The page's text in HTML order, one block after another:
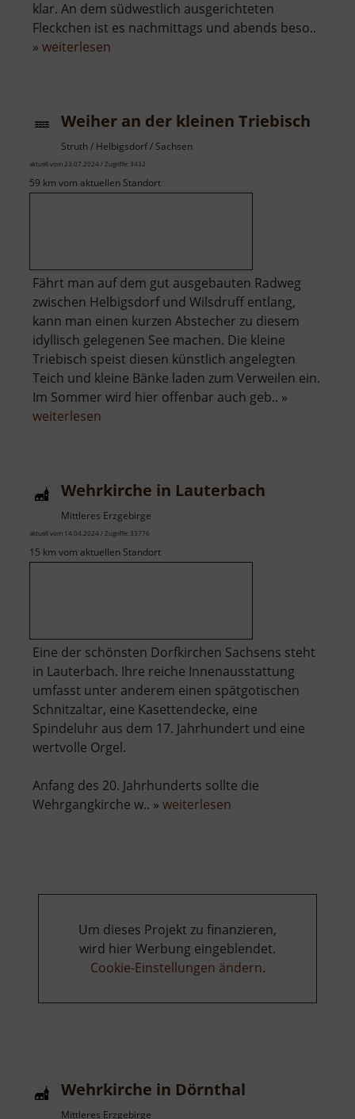
klar. An dem südwestlich ausgerichteten
Fleckchen ist es nachmittags und abends beso..
» weiterlesen
Weiher an der kleinen Triebisch
Struth / Helbigsdorf / Sachsen
aktuell vom 23.07.2024 / Zugriffe: 3432
59 km vom aktuellen Standort
Fährt man auf dem gut ausgebauten Radweg
zwischen Helbigsdorf und Wilsdruff entlang,
kann man einen kurzen Abstecher zu diesem
idyllisch gelegenen See machen. Die kleine
Triebisch speist diesen künstlich angelegten
Teich und kleine Bänke laden zum Verweilen ein.
Im Sommer wird hier offenbar auch geb.. »
weiterlesen
kleinen
Triebisch
Wehrkirche in Lauterbach
Mittleres Erzgebirge
aktuell vom 14.04.2024 / Zugriffe: 33776
15 km vom aktuellen Standort
Eine der schönsten Dorfkirchen Sachsens steht
in Lauterbach. Ihre reiche Innenausstattung
umfasst unter anderem einen spätgotischen
Schnitzaltar, eine Kasettendecke, eine
Spindeluhr aus dem 17. Jahrhundert und eine
wertvolle Orgel.
Anfang des 20. Jahrhunderts sollte die
Wehrgangkirche w.. » weiterlesen
Um dieses Projekt zu finanzieren,
wird hier Werbung eingeblendet.
Cookie-Einstellungen ändern.
Wehrkirche in Dörnthal
Mittleres Erzgebirge